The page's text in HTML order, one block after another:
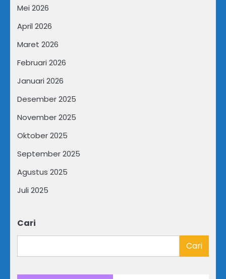
Mei 2026
April 2026
Maret 2026
Februari 2026
Januari 2026
Desember 2025
November 2025
Oktober 2025
September 2025
Agustus 2025
Juli 2025
Cari
Cari